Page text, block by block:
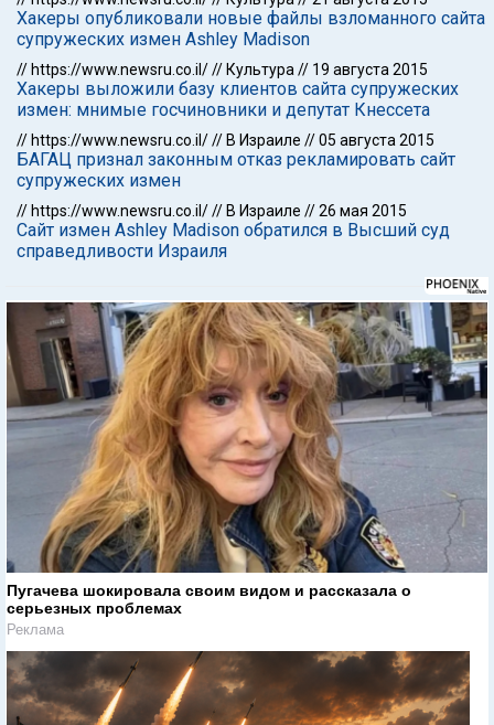
Хакеры опубликовали новые файлы взломанного сайта
супружеских измен Ashley Madison
// https://www.newsru.co.il/// Культура // 19 августа 2015
Хакеры выложили базу клиентов сайта супружеских
измен: мнимые госчиновники и депутат Кнессета
// https://www.newsru.co.il/// В Израиле //05 августа 2015
БАГАЦ признал законным отказ рекламировать сайт
супружеских измен
// https://www.newsru.co.il/// В Израиле //26 мая 2015
Сайт измен Ashley Madison обратился в Высший суд
справедливости Израиля
Пугачева шокировала своим видом и рассказала о
серьезных проблемах
Реклама